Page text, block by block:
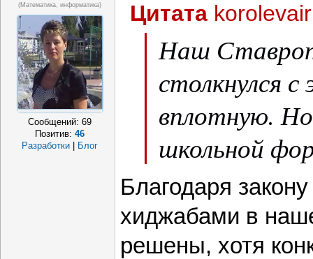
(математика, информатика)
Сообщений: 69
Позитив: 46
Разработки
Блог
Цитата
Наш
столкнулся
вплотную.
школьной
Благодаря
хиджабами в
решены, хотя